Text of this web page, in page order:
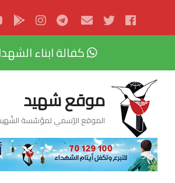
كفالة ابناء
موقع شهيد
الموقع الرّسمي لمؤسّسة الشّهيد